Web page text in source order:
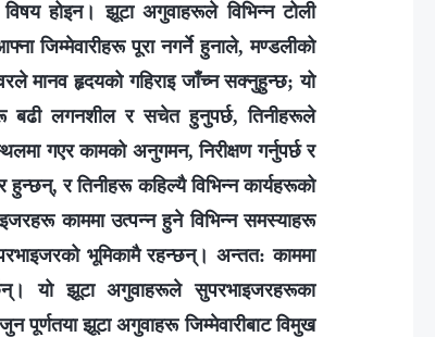
होइन। झूटा अगुवाहरूले विभिन्‍न टोली
जिम्मेवारीहरू पूरा नगर्ने हुनाले, मण्डलीको
मानव हृदयको गहिराइ जाँच्न सक्नुहुन्छ; यो
बढी लगनशील र सचेत हुनुपर्छ, तिनीहरूले
गएर कामको अनुगमन, निरीक्षण गर्नुपर्छ र
हुन्छन्, र तिनीहरू कहिल्यै विभिन्‍न कार्यहरूको
काममा उत्पन्न हुने विभिन्‍न समस्याहरू
भूमिकामै रहन्छन्। अन्तत: काममा
यो झूटा अगुवाहरूले सुपरभाइजरहरूका
पूर्णतया झूटा अगुवाहरू जिम्मेवारीबाट विमुख